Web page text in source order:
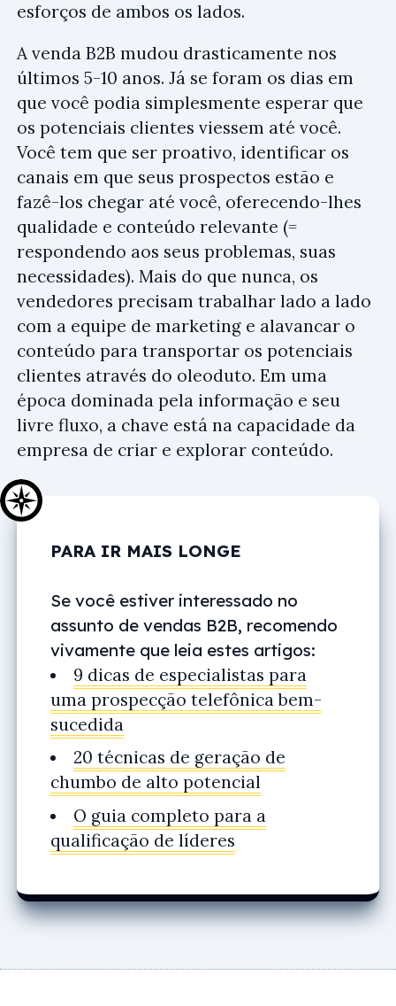
esforços de ambos os lados.
A venda B2B mudou drasticamente nos
últimos 5-10 anos. Já se foram os dias em
que você podia simplesmente esperar que
os potenciais clientes viessem até você.
Você tem que ser proativo, identificar os
canais em que seus prospectos estão e
fazê-los chegar até você, oferecendo-lhes
qualidade e conteúdo relevante (=
respondendo aos seus problemas, suas
necessidades). Mais do que nunca, os
vendedores precisam trabalhar lado a lado
com a equipe de marketing e alavancar o
conteúdo para transportar os potenciais
clientes através do oleoduto. Em uma
época dominada pela informação e seu
livre fluxo, a chave está na capacidade da
empresa de criar e explorar conteúdo.
PARA IR MAIS LONGE
Se você estiver interessado no
assunto de vendas B2B, recomendo
vivamente que leia estes artigos:
9 dicas de especialistas para
uma prospecção telefônica bem-
sucedida
20 técnicas de geração de
chumbo de alto potencial
O guia completo para a
qualificação de líderes